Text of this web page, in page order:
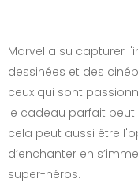
Marvel a su capturer
dessinées et des
ceux qui sont
le cadeau parfait peut
cela peut aussi être
d’enchanter en
super-héros.